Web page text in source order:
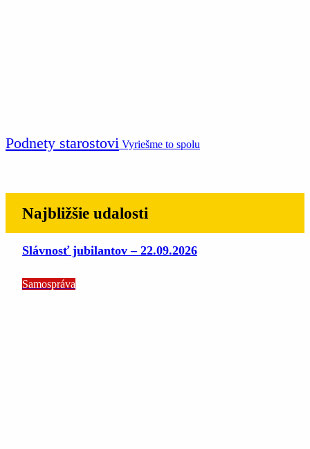
Podnety starostovi Vyriešme to spolu
Najbližšie udalosti
Slávnosť jubilantov – 22.09.2026
Samospráva